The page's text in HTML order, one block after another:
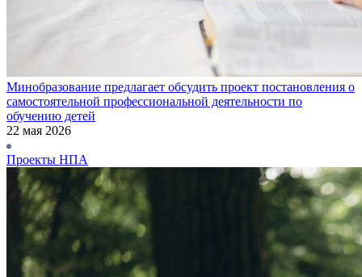
Минобразование предлагает обсудить проект постановления о
самостоятельной профессиональной деятельности по
обучению детей
22 мая 2026
Проекты НПА